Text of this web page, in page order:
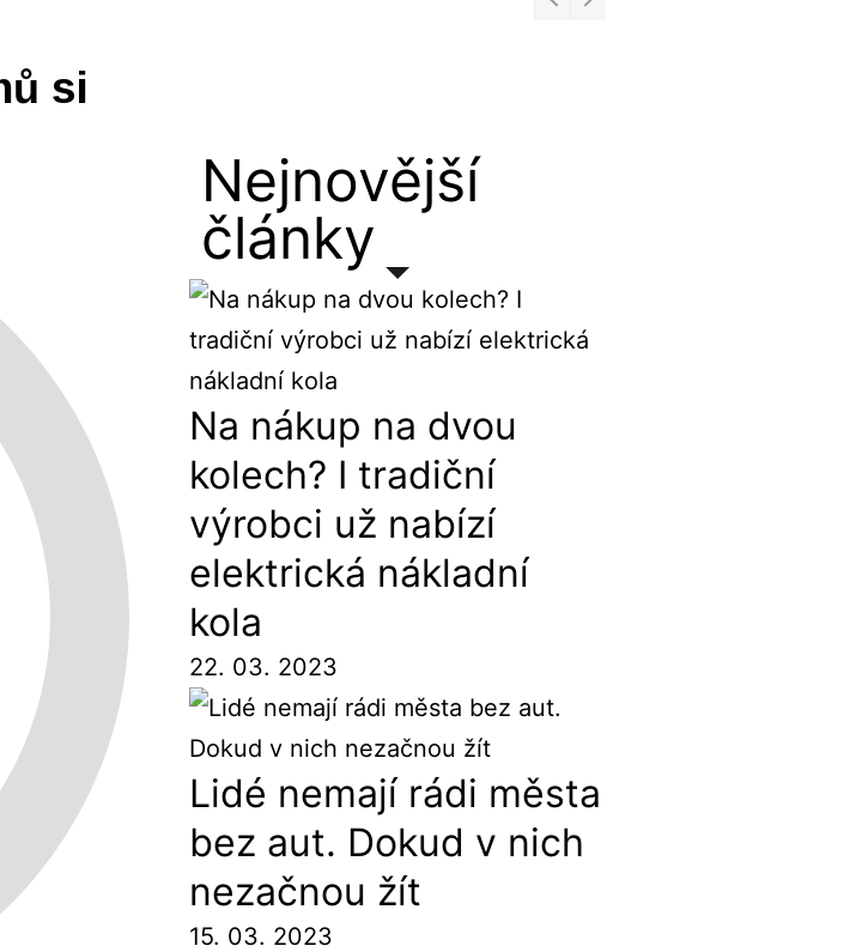
si
Nejnovější
články
Na nákup na dvou
kolech? I tradiční
výrobci už nabízí
elektrická nákladní
kola
22. 03. 2023
Lidé nemají rádi města
bez aut. Dokud v nich
nezačnou žít
15. 03. 2023